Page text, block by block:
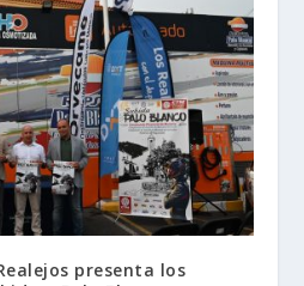
presenta los